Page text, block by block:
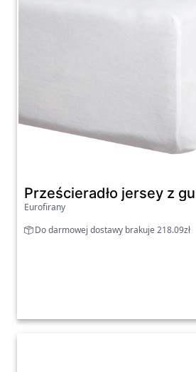
Prześcieradło jersey z
Eurofirany
Do darmowej dostawy brakuje 218.09zł